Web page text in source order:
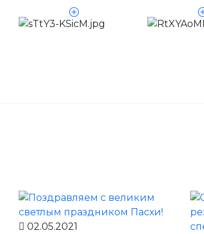
дней
02.05.2021